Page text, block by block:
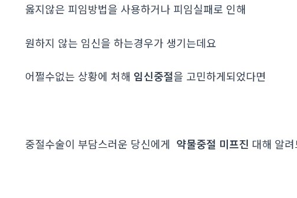
옳지않은 피임방법을 사용하거나 피임실패로 인해
원하지 않는 임신을 하는경우가 생기는데요
어쩔수없는 상황에 처해 임신중절을 고민하게되었다면
중절수술이 부담스러운 당신에게 약물중절 미프진 대해 알